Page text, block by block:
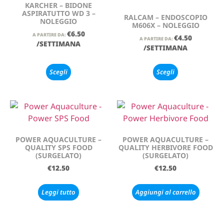
KARCHER – BIDONE
ASPIRATUTTO WD 3 –
NOLEGGIO
A PARTIRE DA: €6.50
/SETTIMANA
Scegli
RALCAM – ENDOSCOPIO
M606X – NOLEGGIO
A PARTIRE DA: €4.50
/SETTIMANA
Scegli
POWER AQUACULTURE –
QUALITY SPS FOOD
(SURGELATO)
€12.50
Leggi tutto
POWER AQUACULTURE –
QUALITY HERBIVORE FOOD
(SURGELATO)
€12.50
Aggiungi al carrello